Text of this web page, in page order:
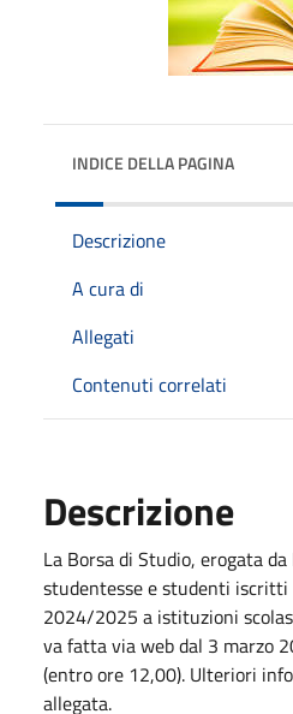
INDICE DELLA PAGINA
Descrizione
A cura di
Allegati
Contenuti correlati
Descrizione
La Borsa di Studio, erogata
studentesse e studenti iscritti
2024/2025 a istituzioni
va fatta via web dal 3 marzo
(entro ore 12,00). Ulteriori
allegata.